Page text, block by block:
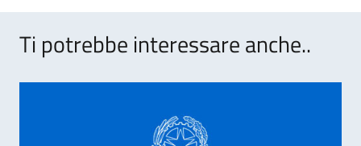
Ti potrebbe interessare anche..